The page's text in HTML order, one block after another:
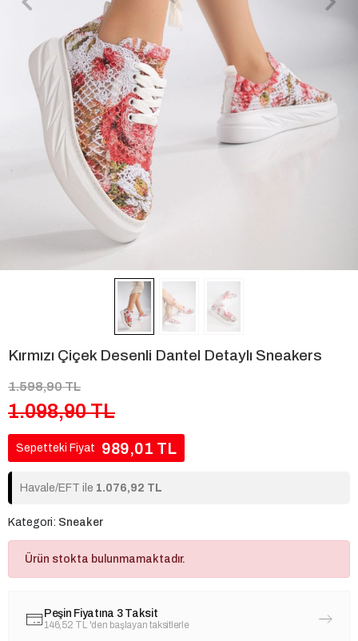
Kırmızı Çiçek Desenli Dantel Detaylı Sneakers
1.598,90 TL
1.098,90 TL
Sepetteki Fiyat 989,01 TL
Havale/EFT ile 1.076,92 TL
Kategori: Sneaker
Ürün stokta bulunmamaktadır.
Peşin Fiyatına 3 Taksit
146,52 TL 'den başlayan taksitlerle